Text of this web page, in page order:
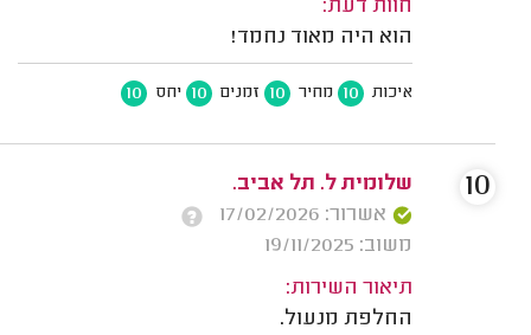
חוות דעת:
הוא היה מאוד נחמד!
איכות 10 מחיר 10 זמנים 10 יחס 10
שלומית ל. תל אביב.
אשרור: 17/02/2026
משוב: 19/11/2025
תיאור השירות:
החלפת מנעול.
10